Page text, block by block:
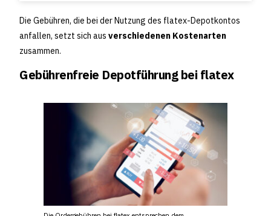
Die Gebühren, die bei der Nutzung des flatex-Depotkontos
anfallen, setzt sich aus verschiedenen Kostenarten
zusammen.
Gebührenfreie Depotführung bei flatex